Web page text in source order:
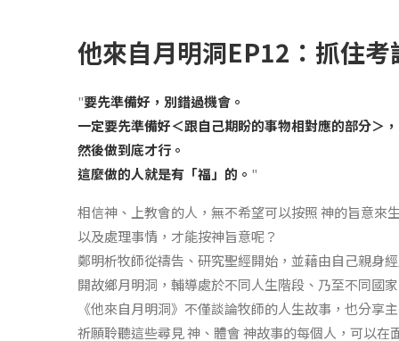
他來自月明洞EP12：抓住
"要先準備好，別錯過機會。
一定要先準備好＜跟自己期盼的事物相對應的部分＞，
然後做到底才行。
這麼做的人就是有「福」的。 "
相信神、上教會的人，無不希望可以按照 神的旨意來
以及處理事情，才能按神旨意呢？
鄭明析牧師從禱告、研究聖經開始，並藉由自己親身
開故鄉月明洞，輔導處於不同人生階段、乃至不同國
《他來自月明洞》不僅談論牧師的人生故事，也分享
祈願聆聽這些尋見 神、體會 神故事的每個人，可以